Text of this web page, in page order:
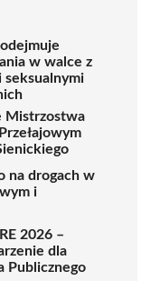
w walce z
seksualnymi
Mistrzostwa
na drogach w
i
2026 –
dla
Publicznego